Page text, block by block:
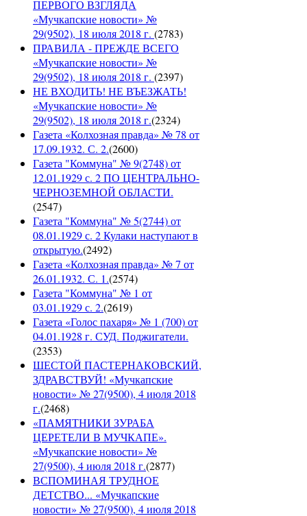
ПЕРВОГО ВЗГЛЯДА
«Мучкапские новости» №
29(9502), 18 июля 2018 г. (2783)
ПРАВИЛА - ПРЕЖДЕ ВСЕГО
«Мучкапские новости» №
29(9502), 18 июля 2018 г. (2397)
НЕ ВХОДИТЬ! НЕ ВЪЕЗЖАТЬ!
«Мучкапские новости» №
29(9502), 18 июля 2018 г.(2324)
Газета «Колхозная правда» № 78 от
17.09.1932. С. 2.(2600)
Газета "Коммуна" № 9(2748) от
12.01.1929 с. 2 ПО ЦЕНТРАЛЬНО-
ЧЕРНОЗЕМНОЙ ОБЛАСТИ.
(2547)
Газета "Коммуна" № 5(2744) от
08.01.1929 с. 2 Кулаки наступают в
открытую.(2492)
Газета «Колхозная правда» № 7 от
26.01.1932. С. 1.(2574)
Газета "Коммуна" № 1 от
03.01.1929 с. 2.(2619)
Газета «Голос пахаря» № 1 (700) от
04.01.1928 г. СУД. Поджигатели.
(2353)
ШЕСТОЙ ПАСТЕРНАКОВСКИЙ,
ЗДРАВСТВУЙ! «Мучкапские
новости» № 27(9500), 4 июля 2018
г.(2468)
«ПАМЯТНИКИ ЗУРАБА
ЦЕРЕТЕЛИ В МУЧКАПЕ».
«Мучкапские новости» №
27(9500), 4 июля 2018 г.(2877)
ВСПОМИНАЯ ТРУДНОЕ
ДЕТСТВО... «Мучкапские
новости» № 27(9500), 4 июля 2018